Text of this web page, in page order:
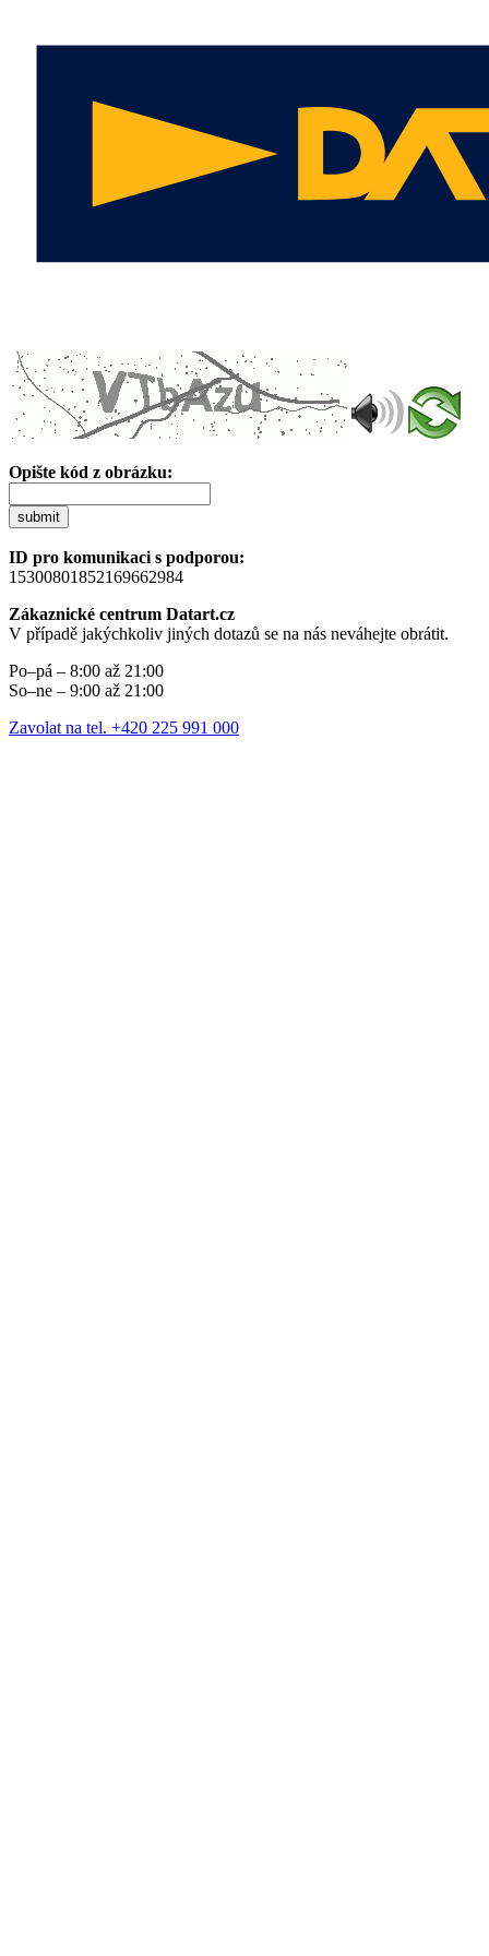
Opište kód z obrázku:
submit
ID pro komunikaci s podporou:
15300801852169662984
Zákaznické centrum Datart.cz
V případě jakýchkoliv jiných dotazů se na nás neváhejte obrátit.
Po–pá – 8:00 až 21:00
So–ne – 9:00 až 21:00
Zavolat na tel. +420 225 991 000